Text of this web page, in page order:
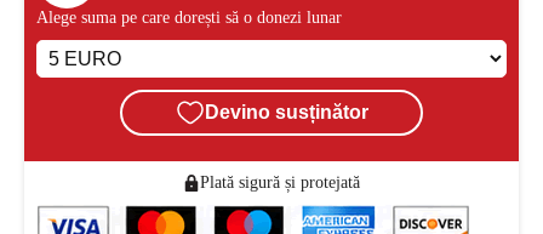
Alege suma pe care dorești să o donezi lunar
Devino susținător
Plată sigură și protejată